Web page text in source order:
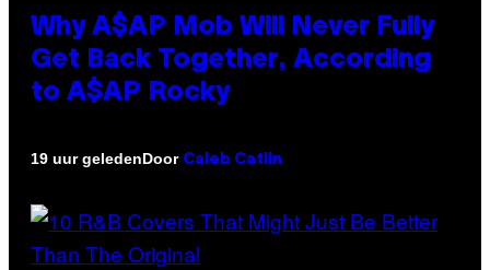
Why A$AP Mob Will Never Fully
Get Back Together, According
to A$AP Rocky
19 uur geledenDoor Caleb Catlin